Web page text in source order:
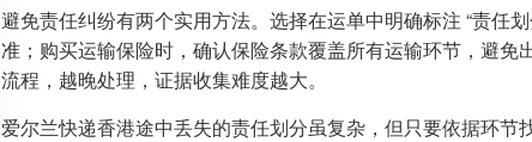
避免责任纠纷有两个实用方法。选择在运单中明确标注 “责任
准；购买运输保险时，确认保险条款覆盖所有运输环节，避
流程，越晚处理，证据收集难度越大。
爱尔兰快递香港途中丢失的责任划分虽复杂，但只要依据环